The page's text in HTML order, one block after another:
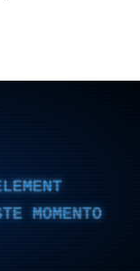
MOMENTO